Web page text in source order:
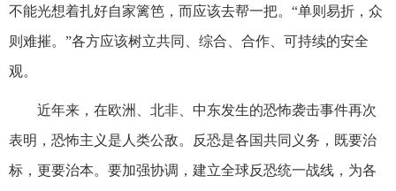
不能光想着扎好自家篱笆，而应该去帮一把。“单则易折，众
则难摧。”各方应该树立共同、综合、合作、可持续的安全
观。
近年来，在欧洲、北非、中东发生的恐怖袭击事件再次
表明，恐怖主义是人类公敌。反恐是各国共同义务，既要治
标，更要治本。要加强协调，建立全球反恐统一战线，为各